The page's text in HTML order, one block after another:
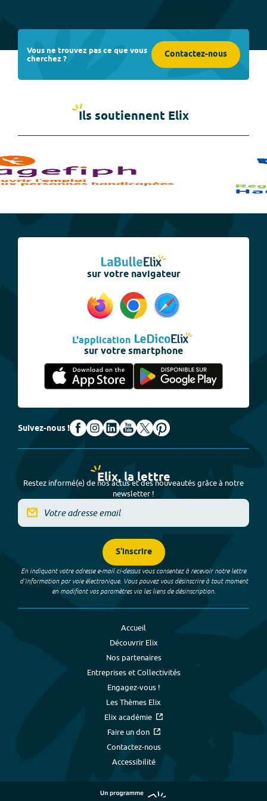
Vous ne trouvez pas ce que vous
cherchez ? Contactez-nous
Ils soutiennent Elix
sur votre navigateur
L'application
sur votre smartphone
Suivez-nous !
Elix, la lettre
Restez informé(e) de nos actus et des nouveautés grâce à notre
newsletter !
S'inscrire
En indiquant votre adresse e-mail ci-dessus vous consentez à recevoir notre lettre
d’information par voie électronique. Vous pouvez vous désinscrire à tout moment
en modifiant vos paramètres via les liens de désinscription.
Accueil
Découvrir Elix
Nos partenaires
Entreprises et Collectivités
Engagez-vous !
Les Thèmes Elix
Elix académie
Faire un don
Contactez-nous
Accessibilité